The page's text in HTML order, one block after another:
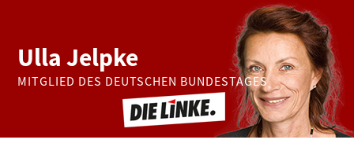
Ulla Jelpke
MITGLIED DES DEUTSCHEN BUNDESTAGES